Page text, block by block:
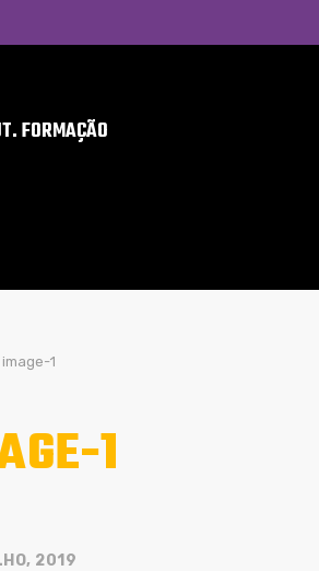
FORMAÇÃO
image-1
1
2019